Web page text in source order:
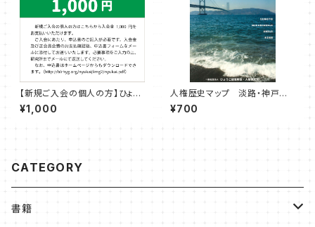
【新規ご入会の個人の方】ひょう
ご部落解放・人権研究所 正会
員入会金
¥1,000
人権歴史マップ 淡路・神戸増
補版
¥700
CATEGORY
書籍